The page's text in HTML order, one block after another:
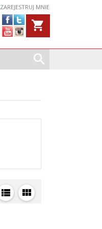
ZAREJESTRUJ MNIE